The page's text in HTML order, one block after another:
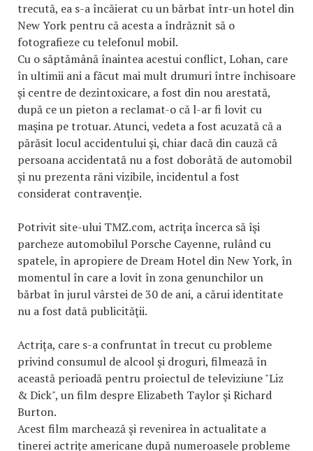
trecută, ea s-a încăierat cu un bărbat într-un hotel din
New York pentru că acesta a îndrăznit să o
fotografieze cu telefonul mobil.
Cu o săptămână înaintea acestui conflict, Lohan, care
în ultimii ani a făcut mai mult drumuri între închisoare
şi centre de dezintoxicare, a fost din nou arestată,
după ce un pieton a reclamat-o că l-ar fi lovit cu
maşina pe trotuar. Atunci, vedeta a fost acuzată că a
părăsit locul accidentului şi, chiar dacă din cauză că
persoana accidentată nu a fost doborâtă de automobil
şi nu prezenta răni vizibile, incidentul a fost
considerat contravenţie.
Potrivit site-ului TMZ.com, actriţa încerca să îşi
parcheze automobilul Porsche Cayenne, rulând cu
spatele, în apropiere de Dream Hotel din New York, în
momentul în care a lovit în zona genunchilor un
bărbat în jurul vârstei de 30 de ani, a cărui identitate
nu a fost dată publicităţii.
Actriţa, care s-a confruntat în trecut cu probleme
privind consumul de alcool şi droguri, filmează în
această perioadă pentru proiectul de televiziune "Liz
& Dick", un film despre Elizabeth Taylor şi Richard
Burton.
Acest film marchează şi revenirea în actualitate a
tinerei actriţe americane după numeroasele probleme